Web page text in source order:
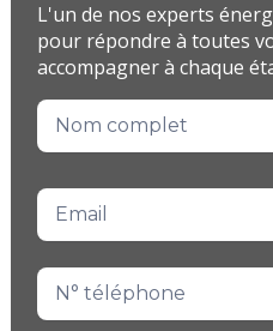
L'un de nos experts
pour répondre à toutes
accompagner à chaque